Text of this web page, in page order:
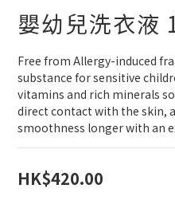
嬰幼兒洗衣液
Free from Allergy-induced
substance for sensitive
vitamins and rich minerals
direct contact with the skin,
smoothness longer with an
HK$420.00